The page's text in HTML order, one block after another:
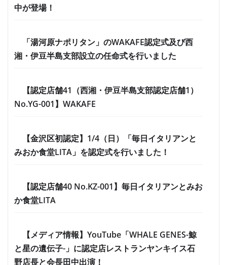
中が登場！
「湯河原ナポリタン」のWAKAFE認定式及び西
湘・伊豆半島支部設立の任命式を行いました
【認定店舗41（西湘・伊豆半島支部認定店舗1）
No.YG-001】WAKAFE
【金沢区初認定】1/4（日）「毎日イタリアンと
みおか食堂LITA」を認定式を行いました！
【認定店舗40 No.KZ-001】毎日イタリアンとみお
か食堂LITA
【メディア情報】YouTube「WHALE GENES-鯨
と星の遺伝子-」に認定店レストランヤンキイス石
野店長と会長田中出演！